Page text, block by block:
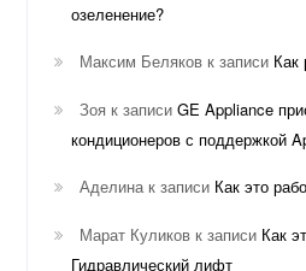
озеленение?
Максим Беляков к записи Как
Зоя к записиGE Appliance
кондиционеров с поддержкой
Аделина к записи Как это
Марат Куликов к записи Как
Гидравлический лифт